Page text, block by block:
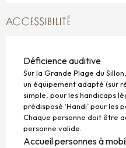
ACCESSIBILITÉ
Déficience auditive
Sur la Grande Plage du
un équipement adapté (sur
simple, pour les handicaps
prédisposé ‘Handi’ pour les
Chaque personne doit être
personne valide.
Accueil personnes à